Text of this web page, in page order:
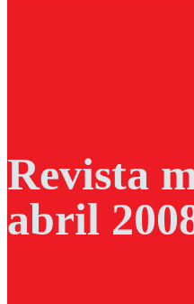
Revista
abril